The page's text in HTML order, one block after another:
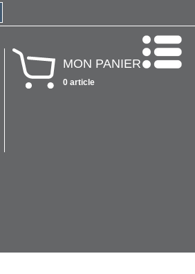
MON PANIER
0 article